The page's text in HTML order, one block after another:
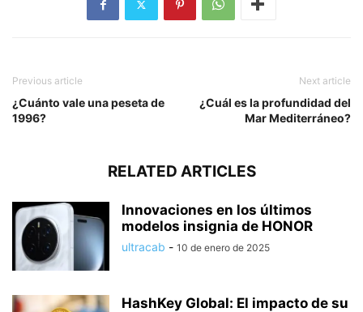
Previous article
¿Cuánto vale una peseta de
1996?
Next article
¿Cuál es la profundidad del
Mar Mediterráneo?
RELATED ARTICLES
Innovaciones en los últimos
modelos insignia de HONOR
ultracab - 10 de enero de 2025
HashKey Global: El impacto de su